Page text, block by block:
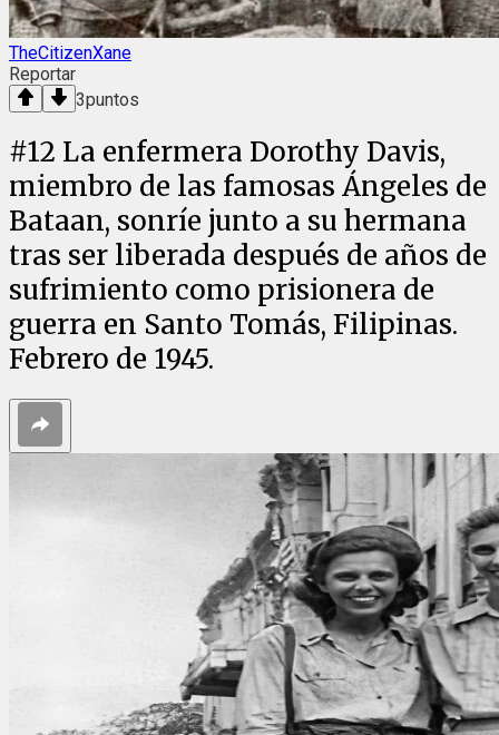
TheCitizenXane
Reportar
3puntos
#12 La enfermera Dorothy Davis,
miembro de las famosas Ángeles de
Bataan, sonríe junto a su hermana
tras ser liberada después de años de
sufrimiento como prisionera de
guerra en Santo Tomás, Filipinas.
Febrero de 1945.